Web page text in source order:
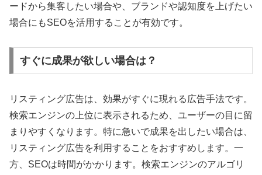
ードから集客したい場合や、ブランドや認知度を上げたい
場合にもSEOを活用することが有効です。
すぐに成果が欲しい場合は？
リスティング広告は、効果がすぐに現れる広告手法です。
検索エンジンの上位に表示されるため、ユーザーの目に留
まりやすくなります。特に急いで成果を出したい場合は、
リスティング広告を利用することをおすすめします。一
方、SEOは時間がかかります。検索エンジンのアルゴリ